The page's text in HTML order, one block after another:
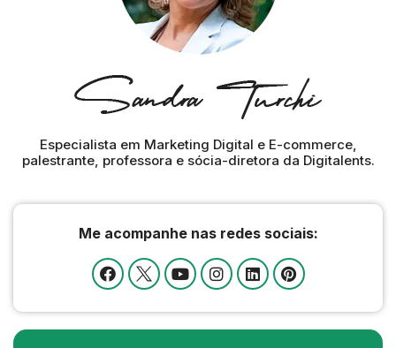
Especialista em Marketing Digital e E-commerce,
palestrante, professora e sócia-diretora da Digitalents.
Me acompanhe nas redes sociais: